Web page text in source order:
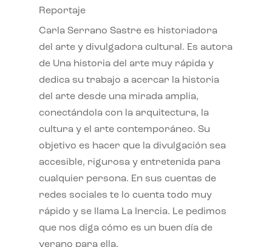
Reportaje
Carla Serrano Sastre es historiadora
del arte y divulgadora cultural. Es autora
de Una historia del arte muy rápida y
dedica su trabajo a acercar la historia
del arte desde una mirada amplia,
conectándola con la arquitectura, la
cultura y el arte contemporáneo. Su
objetivo es hacer que la divulgación sea
accesible, rigurosa y entretenida para
cualquier persona. En sus cuentas de
redes sociales te lo cuenta todo muy
rápido y se llama La Inercia. Le pedimos
que nos diga cómo es un buen día de
verano para ella.